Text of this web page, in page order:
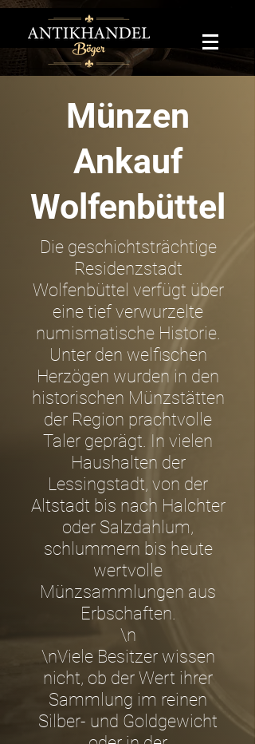
Münzen
Ankauf
Wolfenbüttel
Die geschichtsträchtige
Residenzstadt
Wolfenbüttel verfügt über
eine tief verwurzelte
numismatische Historie.
Unter den welfischen
Herzögen wurden in den
historischen Münzstätten
der Region prachtvolle
Taler geprägt. In vielen
Haushalten der
Lessingstadt, von der
Altstadt bis nach Halchter
oder Salzdahlum,
schlummern bis heute
wertvolle
Münzsammlungen aus
Erbschaften.
\n
\nViele Besitzer wissen
nicht, ob der Wert ihrer
Sammlung im reinen
Silber- und Goldgewicht